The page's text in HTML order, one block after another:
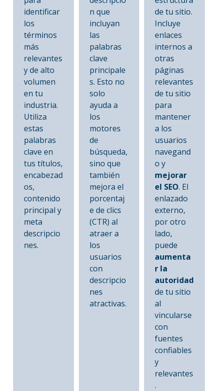
identificar
los
términos
más
relevantes
y de alto
volumen
en tu
industria.
Utiliza
estas
palabras
clave en
tus títulos,
encabezad
os,
contenido
principal y
meta
descripcio
nes.
n que
incluyan
las
palabras
clave
principale
s. Esto no
solo
ayuda a
los
motores
de
búsqueda,
sino que
también
mejora el
porcentaj
e de clics
(CTR) al
atraer a
los
usuarios
con
descripcio
nes
atractivas.
de tu sitio.
Incluye
enlaces
internos a
otras
páginas
relevantes
de tu sitio
para
mantener
a los
usuarios
navegand
o y
mejorar
el SEO. El
enlazado
externo,
por otro
lado,
puede
aumenta
r la
autoridad
de tu sitio
al
vincularse
con
fuentes
confiables
y
relevantes
.